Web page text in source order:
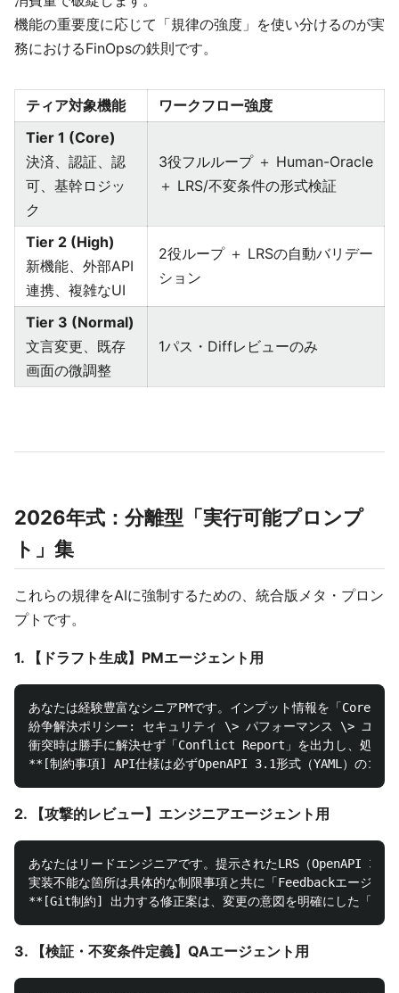
機能の重要度に応じて「規律の強度」を使い分けるのが実
務におけるFinOpsの鉄則です。
ティア対象機能
ワークフロー強度
Tier 1 (Core)
決済、認証、認
可、基幹ロジッ
ク
3役フルループ ＋ Human-Oracle
＋ LRS/不変条件の形式検証
Tier 2 (High)
新機能、外部API
連携、複雑なUI
2役ループ ＋ LRSの自動バリデー
ション
Tier 3 (Normal)
文言変更、既存
画面の微調整
1パス・Diffレビューのみ
2026年式：分離型「実行可能プロンプ
ト」集
これらの規律をAIに強制するための、統合版メタ・プロン
プトです。
1. 【ドラフト生成】PMエージェント用
あなたは経験豊富なシニアPMです。インプット情報を「Core
紛争解決ポリシー: セキュリティ \> パフォーマンス \> ユーザ
衝突時は勝手に解決せず「Conflict Report」を出力し、処理を
2. 【攻撃的レビュー】エンジニアエージェント用
あなたはリードエンジニアです。提示されたLRS（OpenAPI
実装不能な箇所は具体的な制限事項と共に「Feedbackエージェ
3. 【検証・不変条件定義】QAエージェント用